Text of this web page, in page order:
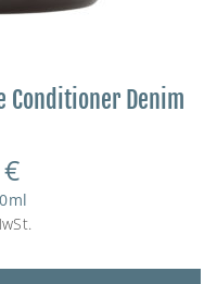
Conditioner Denim
€
ml